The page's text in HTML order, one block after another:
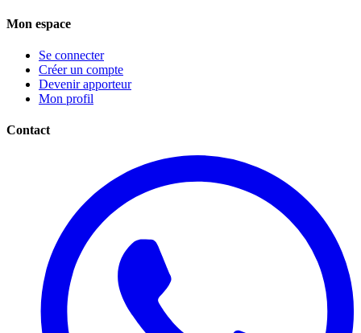
Mon espace
Se connecter
Créer un compte
Devenir apporteur
Mon profil
Contact